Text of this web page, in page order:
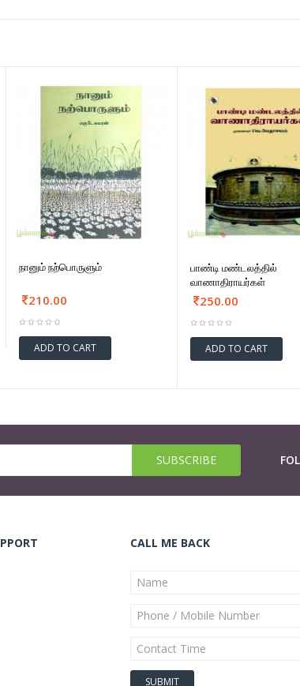
நானும் நற்பொருளும்
210.00
ADD TO CART
பாண்டி மண்டலத்தில்
வாணாதிராயர்கள்
250.00
ADD TO CART
CALL ME BACK